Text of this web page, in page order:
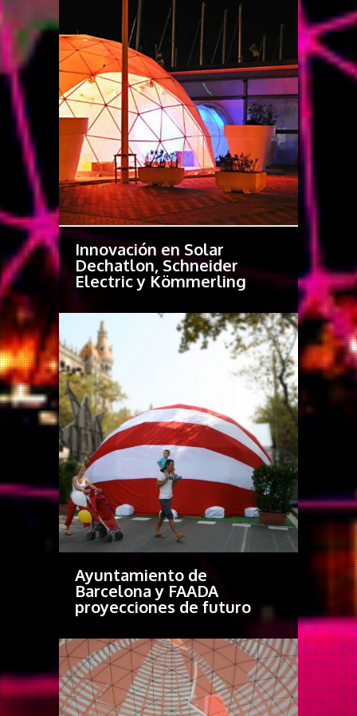
Innovación en Solar
Dechatlon, Schneider
Electric y Kömmerling
Ayuntamiento de
Barcelona y FAADA
proyecciones de futuro